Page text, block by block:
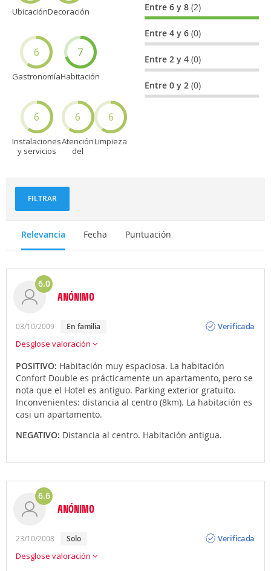
UbicaciónDecoración
6
Gastronomía
7
Habitación
6
Instalaciones
y servicios
6
Atención
del
6
Limpieza
Entre 6 y 8(2)
Entre 4 y 6(0)
Entre 2 y 4(0)
Entre 0 y 2(0)
FILTRAR
Relevancia Fecha Puntuación
6.0
ANÓNIMO
03/10/2009 En familia
Verificada
Desglose valoración
POSITIVO: Habitación muy espaciosa. La habitación
Confort Double es prácticamente un apartamento, pero se
nota que el Hotel es antiguo. Parking exterior gratuito.
Inconvenientes: distancia al centro (8km). La habitación es
casi un apartamento.
NEGATIVO: Distancia al centro. Habitación antigua.
6.6
ANÓNIMO
23/10/2008 Solo
Verificada
Desglose valoración